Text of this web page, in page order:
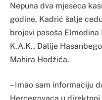
Nepuna dva mjeseca
godine, Kadrić šalje
brojevi pasoša
K.A.K., Dalije
Mahira Hodžića.
– Imao sam informaciju